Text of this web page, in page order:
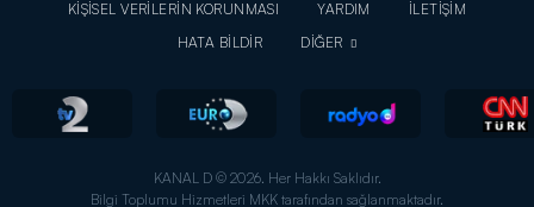
KİŞİSEL VERİLERİN KORUNMASI
YARDIM
İLETİŞİM
HATA BİLDİR
DİĞER
KANAL D © 2026. Her Hakkı Saklıdır.
Bilgi Toplumu Hizmetleri MKK tarafından sağlanmaktadır.